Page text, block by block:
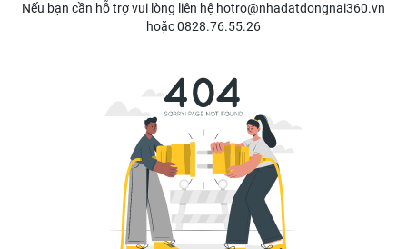
Nếu bạn cần hỗ trợ vui lòng liên hệ hotro@nhadatdongnai360.vn
hoặc 0828.76.55.26